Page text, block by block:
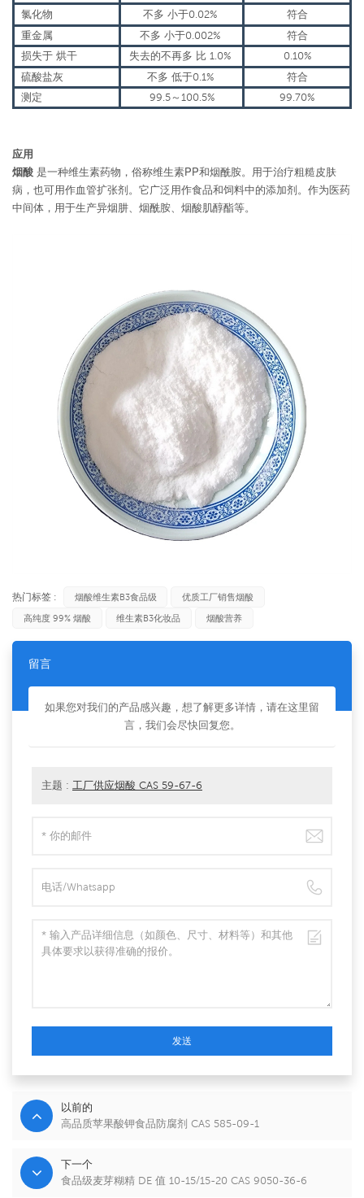
氯化物
不多 小于0.02%
符合
重金属
不多 小于0.002%
符合
损失于 烘干 失去的不再多 比 1.0%
0.10%
硫酸盐灰
不多 低于0.1%
符合
测定
99.5～100.5% 99.70%
应用
烟酸 是一种维生素药物，俗称维生素PP和烟酰胺。用于治疗粗糙皮肤
病，也可用作血管扩张剂。它广泛用作食品和饲料中的添加剂。作为医药
中间体，用于生产异烟肼、烟酰胺、烟酸肌醇酯等。
热门标签 : 烟酸维生素B3食品级
优质工厂销售烟酸
高纯度 99% 烟酸
维生素B3化妆品 烟酸营养
留言
如果您对我们的产品感兴趣，想了解更多详情，请在这里留
言，我们会尽快回复您。
主题 : 工厂供应烟酸 CAS 59-67-6
发送
以前的
高品质苹果酸钾食品防腐剂 CAS 585-09-1
下一个
食品级麦芽糊精 DE 值 10-15/15-20 CAS 9050-36-6